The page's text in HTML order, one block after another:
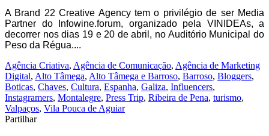
A Brand 22 Creative Agency tem o privilégio de ser Media
Partner do Infowine.forum, organizado pela VINIDEAs, a
decorrer nos dias 19 e 20 de abril, no Auditório Municipal do
Peso da Régua....
Agência Criativa, Agência de Comunicação, Agência de Marketing
Digital, Alto Tâmega, Alto Tâmega e Barroso, Barroso, Bloggers,
Boticas, Chaves, Cultura, Espanha, Galiza, Influencers,
Instagramers, Montalegre, Press Trip, Ribeira de Pena, turismo,
Valpaços, Vila Pouca de Aguiar
Partilhar